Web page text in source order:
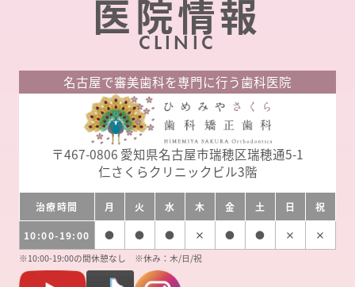
医院情報
CLINIC
名古屋で審美歯科を専門に行う歯科医院
〒467-0806 愛知県名古屋市瑞穂区瑞穂通5-1
仁さくらクリニックビル3階
治療時間 月 火 水 木 金 土 日 祝
10:00-19:00 ● ● ● × ● ● × ×
※10:00-19:00の間休憩なし ※休み：木/日/祝